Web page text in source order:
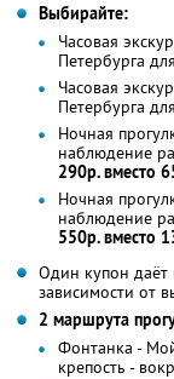
Выбирайте:
Часовая
Петербурга
Часовая
Петербурга
Ночная
наблюдение
290р. вместо
Ночная
наблюдение
550р. вместо
Один купон даёт
зависимости от
2 маршрута
Фонтанка -
крепость -